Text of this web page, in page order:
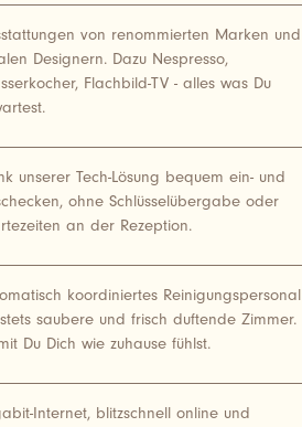
von renommierten Marken und
Designern. Dazu Nespresso,
Flachbild-TV - alles was Du
unserer Tech-Lösung bequem ein- und
ohne Schlüsselübergabe oder
an der Rezeption.
koordiniertes Reinigungspersonal
saubere und frisch duftende Zimmer.
Du Dich wie zuhause fühlst.
Internet, blitzschnell online und